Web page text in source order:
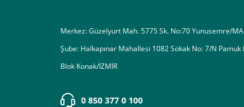
Merkez: Güzelyurt Mah. 5775 Sk. No:70 Yunusemre/
Şube: Halkapınar Mahallesi 1082 Sokak No: 7/N Pamuk
Blok Konak/İZMİR
0 850 377 0 100